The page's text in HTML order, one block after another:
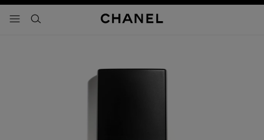
- navegación principal
buscar